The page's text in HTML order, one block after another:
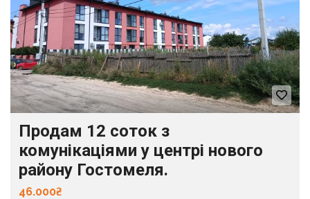
Продам 12 соток з
комунікаціями у центрі нового
району Гостомеля.
46.000₴